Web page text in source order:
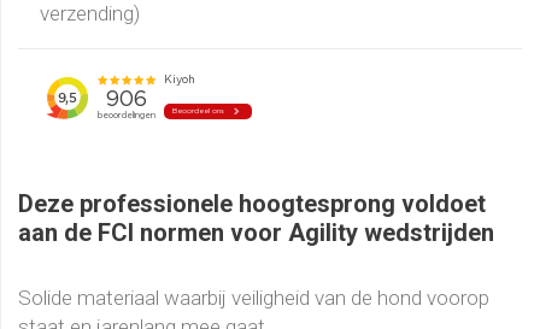
verzending)
Deze professionele hoogtesprong voldoet
aan de FCI normen voor Agility wedstrijden
Solide materiaal waarbij veiligheid van de hond voorop